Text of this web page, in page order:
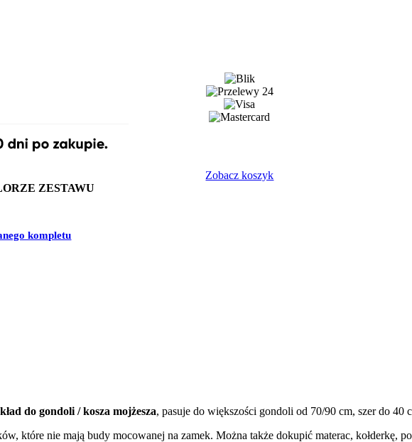
Zobacz koszyk
ZESTAWU
kompletu
do gondoli / kosza mojżesza, pasuje do większości gondoli od 70/90 cm, szer do
które nie mają budy mocowanej na zamek. Można także dokupić materac, kołderkę,